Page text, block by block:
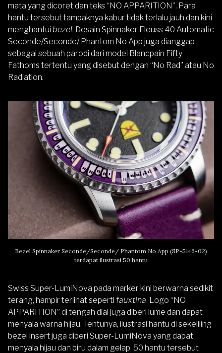
mata yang dicoret dan teks “NO APPARITION”. Para
hantu tersebut tampaknya kabur tidak terlalu jauh dan kini
menghantui bezel. Desain Spinnaker Fleuss 40 Automatic
Seconde/Seconde/ Phantom No App juga dianggap
sebagai sebuah parodi dari model Blancpain Fifty
Fathoms tertentu yang disebut dengan “No Rad” atau No
Radiation.
Bezel Spinnaker Seconde/Seconde/ Phantom No App (SP-5146-02)
terdapat ilustrasi 50 hantu
Swiss Super-LumiNova pada marker kini berwarna sedikit
terang, hampir terlihat seperti fauxtina. Logo “NO
APPARITION” di tengah dial juga diberi lume dan dapat
menyala warna hijau. Tentunya, ilustrasi hantu di sekeliling
bezel insert juga diberi Super-LumiNova yang dapat
menyala hijau dan biru dalam gelap. 50 hantu tersebut